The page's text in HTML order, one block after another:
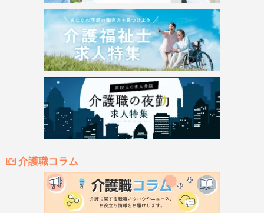
介護職コラム